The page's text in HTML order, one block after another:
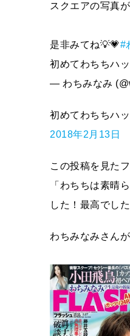
スクエアの写真
是非みてね💡💗#
初めてわちちハ
— わちみなみ
初めてわちちハ
2018年2月13日
この投稿を見た
「わちちは素晴
した！最高でし
わちみなみさん